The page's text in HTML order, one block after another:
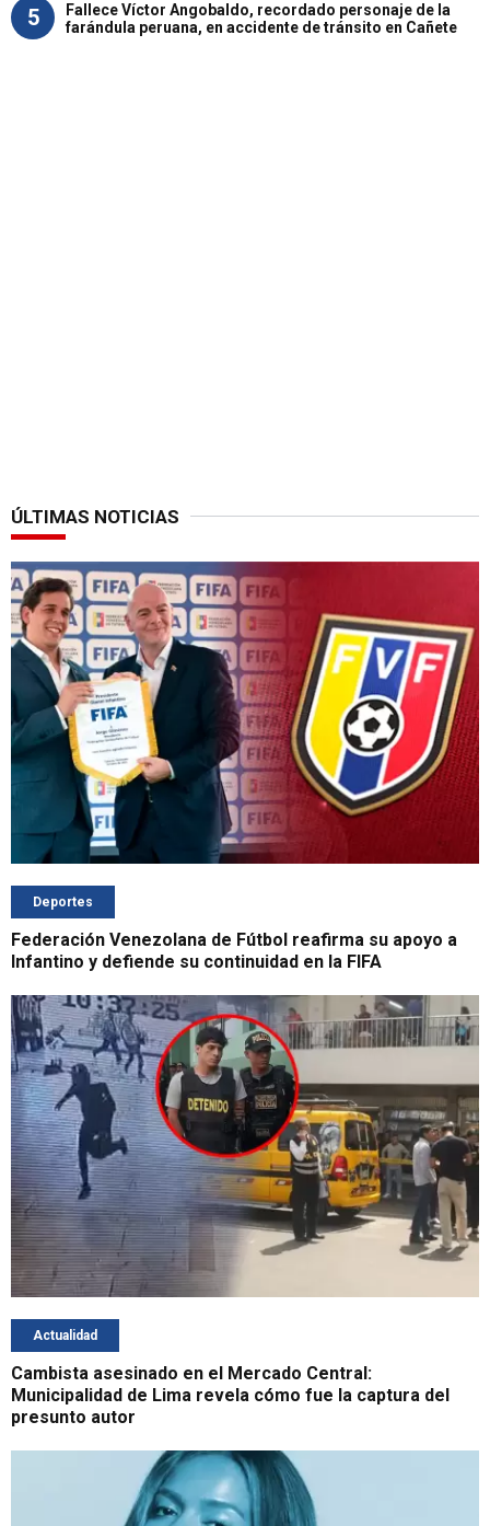
5
Fallece Víctor Angobaldo, recordado personaje de la
farándula peruana, en accidente de tránsito en Cañete
ÚLTIMAS NOTICIAS
Deportes
Federación Venezolana de Fútbol reafirma su apoyo a
Infantino y defiende su continuidad en la FIFA
Actualidad
Cambista asesinado en el Mercado Central:
Municipalidad de Lima revela cómo fue la captura del
presunto autor